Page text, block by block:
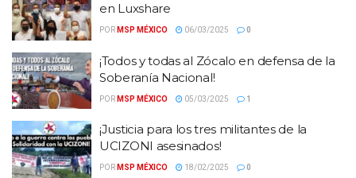
en Luxshare
POR MSP MÉXICO 06/03/2025 0
¡Todos y todas al Zócalo en defensa de la
Soberanía Nacional!
POR MSP MÉXICO 05/03/2025 1
¡Justicia para los tres militantes de la
UCIZONI asesinados!
POR MSP MÉXICO 18/02/2025 0